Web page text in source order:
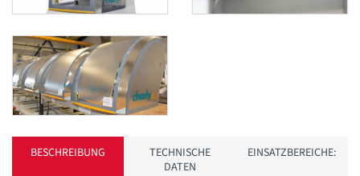
BESCHREIBUNG
TECHNISCHE
DATEN
EINSATZBEREICHE: